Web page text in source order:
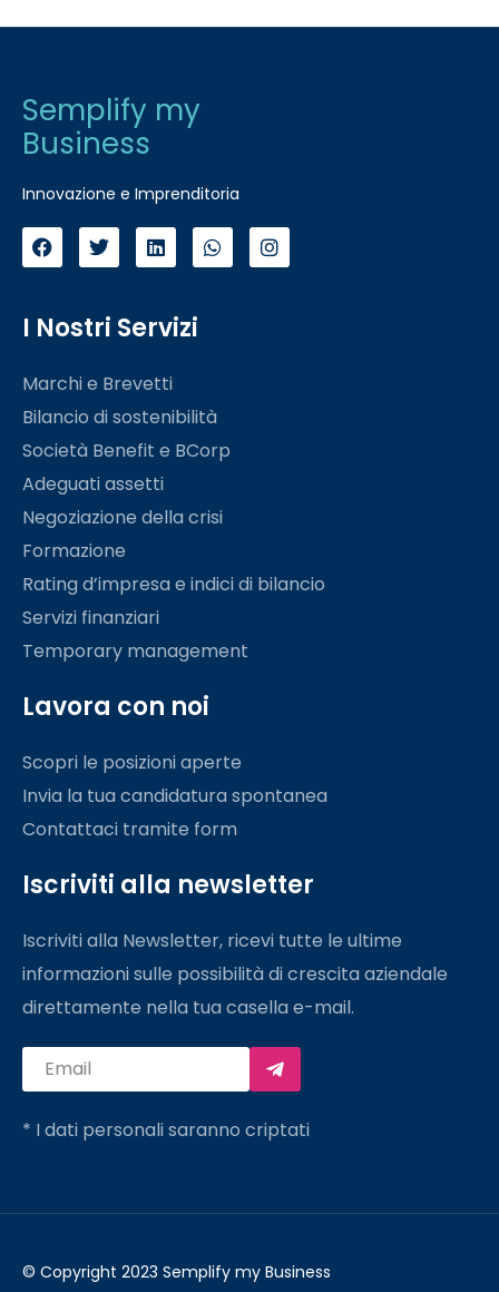
Semplify my
Business
Innovazione e Imprenditoria
I Nostri Servizi
Marchi e Brevetti
Bilancio di sostenibilità
Società Benefit e BCorp
Adeguati assetti
Negoziazione della crisi
Formazione
Rating d’impresa e indici di bilancio
Servizi finanziari
Temporary management
Lavora con noi
Scopri le posizioni aperte
Invia la tua candidatura spontanea
Contattaci tramite form
Iscriviti alla newsletter
Iscriviti alla Newsletter, ricevi tutte le ultime
informazioni sulle possibilità di crescita aziendale
direttamente nella tua casella e-mail.
* I dati personali saranno criptati
© Copyright 2023 Semplify my Business